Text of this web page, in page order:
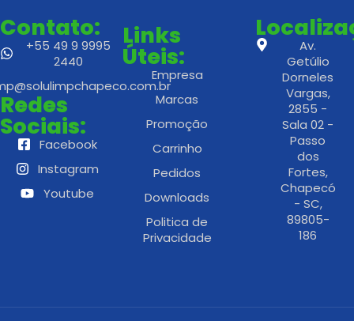
Contato:
+55 49 9 9995
2440
Redes
Sociais:
Facebook
Instagram
Youtube
Links
Úteis:
Empresa
Marcas
Promoção
Carrinho
Pedidos
Downloads
Politica de
Privacidade
Av.
Getúlio
Dorneles
Vargas,
2855 -
Sala 02 -
Passo
dos
Fortes,
Chapecó
- SC,
89805-
186